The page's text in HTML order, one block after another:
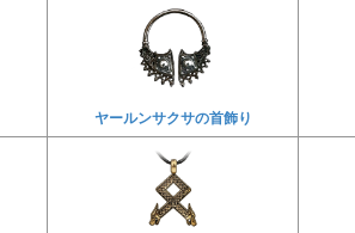
ヤールンサクサの首飾り